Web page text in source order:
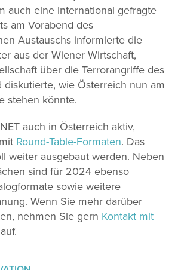
auch eine international gefragte
am Vorabend des
Austauschs informierte die
aus der Wiener Wirtschaft,
über die Terrorangriffe des
diskutierte, wie Österreich nun am
stehen könnte.
auch in Österreich aktiv,
Round-Table-Formaten. Das
weiter ausgebaut werden. Neben
sind für 2024 ebenso
sowie weitere
Wenn Sie mehr darüber
nehmen Sie gern Kontakt mit
auf.